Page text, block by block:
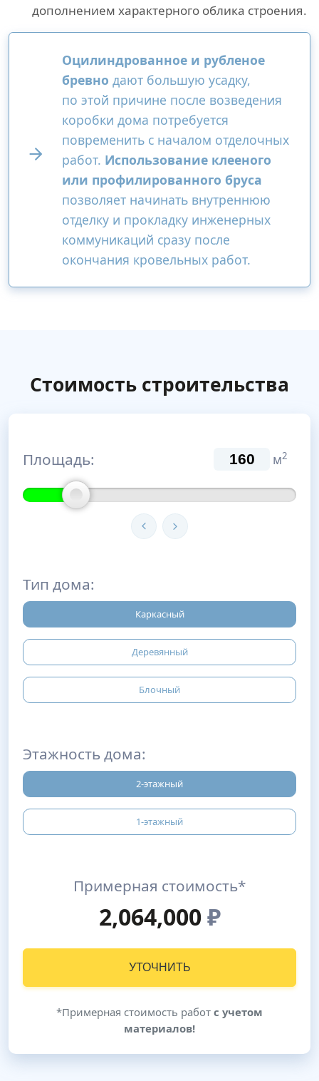
дополнением характерного облика строения.
Оцилиндрованное и рубленое
бревно дают большую усадку,
по этой причине после возведения
коробки дома потребуется
повременить с началом отделочных
работ. Использование клееного
или профилированного бруса
позволяет начинать внутреннюю
отделку и прокладку инженерных
коммуникаций сразу после
окончания кровельных работ.
Стоимость строительства
Площадь: м2
Тип дома:
Каркасный
Деревянный
Блочный
Этажность дома:
2-этажный
1-этажный
Примерная стоимость*
2,064,000₽
УТОЧНИТЬ
*Примерная стоимость работ с учетом
материалов!